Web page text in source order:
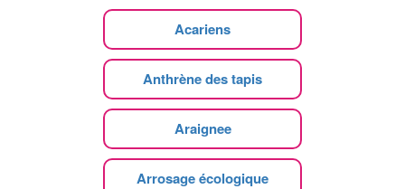
Acariens
Anthrène des tapis
Araignee
Arrosage écologique